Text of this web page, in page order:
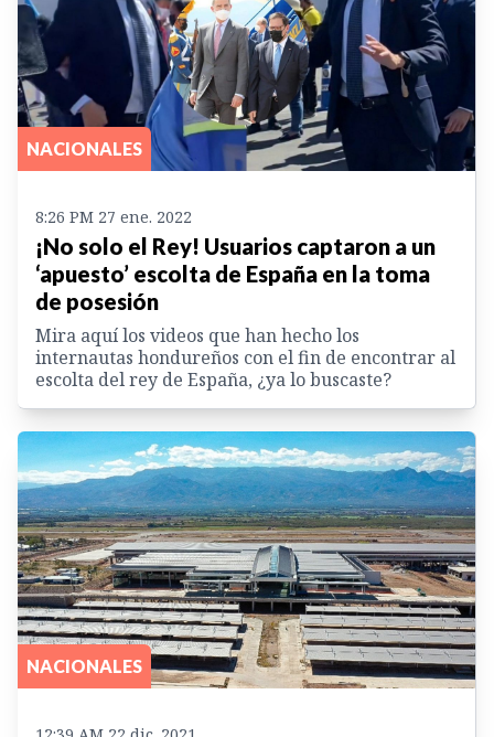
NACIONALES
8:26 PM 27 ene. 2022
¡No solo el Rey! Usuarios captaron a un
‘apuesto’ escolta de España en la toma
de posesión
Mira aquí los videos que han hecho los
internautas hondureños con el fin de encontrar al
escolta del rey de España, ¿ya lo buscaste?
NACIONALES